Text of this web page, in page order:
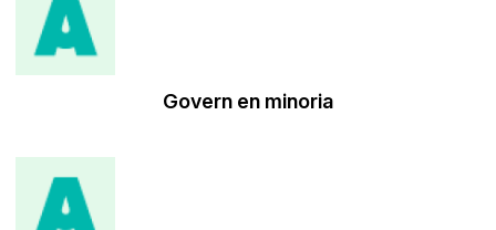
Govern en minoria